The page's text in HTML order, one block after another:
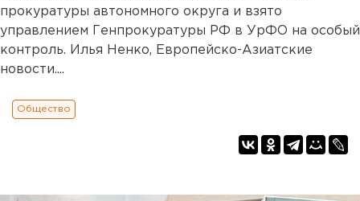
прокуратуры автономного округа и взято
управлением Генпрокуратуры РФ в УрФО на особый
контроль. Илья Ненко, Европейско-Азиатские
новости....
Общество